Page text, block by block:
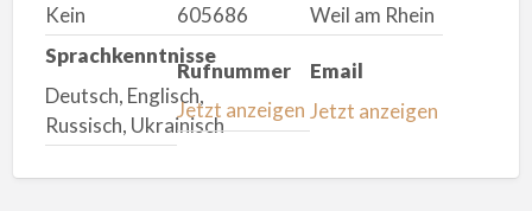
Kein
605686
Weil am Rhein
Sprachkenntnisse
Deutsch, Englisch,
Russisch, Ukrainisch
Rufnummer
Jetzt anzeigen
Email
Jetzt anzeigen